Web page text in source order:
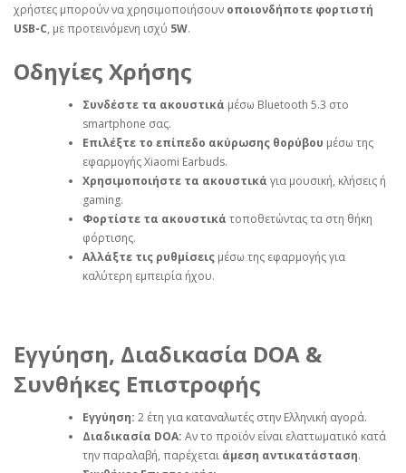
χρήστες μπορούν να χρησιμοποιήσουν οποιονδήποτε φορτιστή
USB-C, με προτεινόμενη ισχύ 5W.
Οδηγίες Χρήσης
Συνδέστε τα ακουστικά μέσω Bluetooth 5.3 στο
smartphone σας.
Επιλέξτε το επίπεδο ακύρωσης θορύβου μέσω της
εφαρμογής Xiaomi Earbuds.
Χρησιμοποιήστε τα ακουστικά για μουσική, κλήσεις ή
gaming.
Φορτίστε τα ακουστικά τοποθετώντας τα στη θήκη
φόρτισης.
Αλλάξτε τις ρυθμίσεις μέσω της εφαρμογής για
καλύτερη εμπειρία ήχου.
Εγγύηση, Διαδικασία DOA &
Συνθήκες Επιστροφής
Εγγύηση: 2 έτη για καταναλωτές στην Ελληνική αγορά.
Διαδικασία DOA: Αν το προϊόν είναι ελαττωματικό κατά
την παραλαβή, παρέχεται άμεση αντικατάσταση.